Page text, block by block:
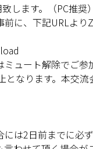
します。（PC推奨）
に、下記URLよ
ュート解除でご参
となります。本交
は2日前までに必